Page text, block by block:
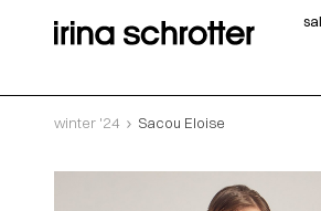
winter '24 Sacou Eloise